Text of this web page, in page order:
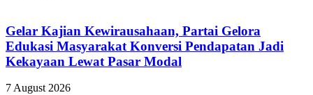
Gelar Kajian Kewirausahaan, Partai Gelora
Edukasi Masyarakat Konversi Pendapatan Jadi
Kekayaan Lewat Pasar Modal
7 August 2026